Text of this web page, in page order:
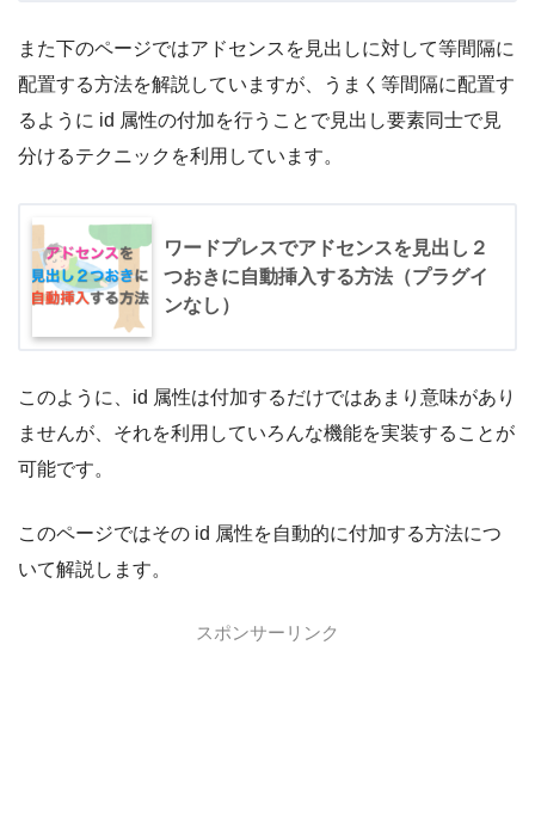
また下のページではアドセンスを見出しに対して等間隔に
配置する方法を解説していますが、うまく等間隔に配置す
るように id 属性の付加を行うことで見出し要素同士で見
分けるテクニックを利用しています。
ワードプレスでアドセンスを見出し２
つおきに自動挿入する方法（プラグイ
ンなし）
このように、id 属性は付加するだけではあまり意味があり
ませんが、それを利用していろんな機能を実装することが
可能です。
このページではその id 属性を自動的に付加する方法につ
いて解説します。
スポンサーリンク